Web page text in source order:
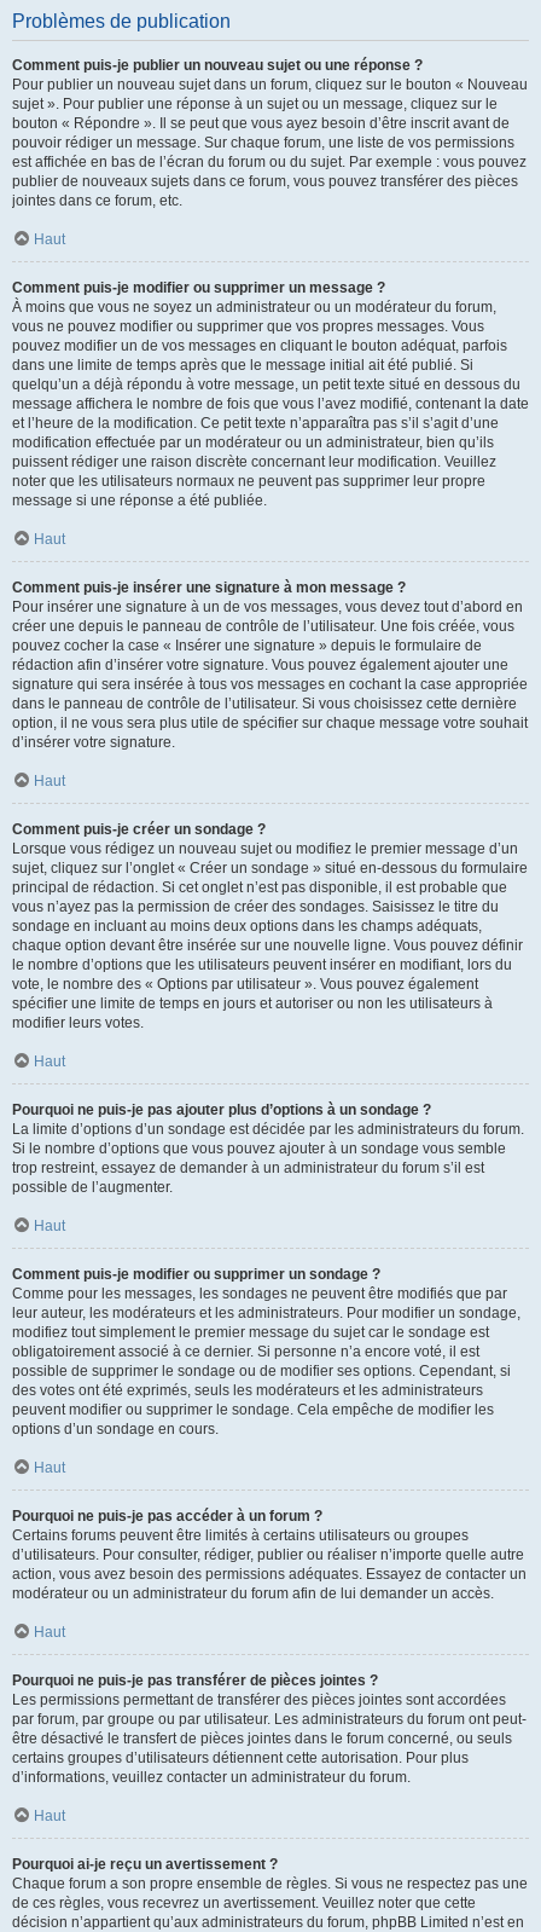
Problèmes de publication
Comment puis-je publier un nouveau sujet ou une réponse ?
Pour publier un nouveau sujet dans un forum, cliquez sur le bouton « Nouveau
sujet ». Pour publier une réponse à un sujet ou un message, cliquez sur le
bouton « Répondre ». Il se peut que vous ayez besoin d’être inscrit avant de
pouvoir rédiger un message. Sur chaque forum, une liste de vos permissions
est affichée en bas de l’écran du forum ou du sujet. Par exemple : vous pouvez
publier de nouveaux sujets dans ce forum, vous pouvez transférer des pièces
jointes dans ce forum, etc.
Haut
Comment puis-je modifier ou supprimer un message ?
À moins que vous ne soyez un administrateur ou un modérateur du forum,
vous ne pouvez modifier ou supprimer que vos propres messages. Vous
pouvez modifier un de vos messages en cliquant le bouton adéquat, parfois
dans une limite de temps après que le message initial ait été publié. Si
quelqu’un a déjà répondu à votre message, un petit texte situé en dessous du
message affichera le nombre de fois que vous l’avez modifié, contenant la date
et l’heure de la modification. Ce petit texte n’apparaîtra pas s’il s’agit d’une
modification effectuée par un modérateur ou un administrateur, bien qu’ils
puissent rédiger une raison discrète concernant leur modification. Veuillez
noter que les utilisateurs normaux ne peuvent pas supprimer leur propre
message si une réponse a été publiée.
Haut
Comment puis-je insérer une signature à mon message ?
Pour insérer une signature à un de vos messages, vous devez tout d’abord en
créer une depuis le panneau de contrôle de l’utilisateur. Une fois créée, vous
pouvez cocher la case « Insérer une signature » depuis le formulaire de
rédaction afin d’insérer votre signature. Vous pouvez également ajouter une
signature qui sera insérée à tous vos messages en cochant la case appropriée
dans le panneau de contrôle de l’utilisateur. Si vous choisissez cette dernière
option, il ne vous sera plus utile de spécifier sur chaque message votre souhait
d’insérer votre signature.
Haut
Comment puis-je créer un sondage ?
Lorsque vous rédigez un nouveau sujet ou modifiez le premier message d’un
sujet, cliquez sur l’onglet « Créer un sondage » situé en-dessous du formulaire
principal de rédaction. Si cet onglet n’est pas disponible, il est probable que
vous n’ayez pas la permission de créer des sondages. Saisissez le titre du
sondage en incluant au moins deux options dans les champs adéquats,
chaque option devant être insérée sur une nouvelle ligne. Vous pouvez définir
le nombre d’options que les utilisateurs peuvent insérer en modifiant, lors du
vote, le nombre des « Options par utilisateur ». Vous pouvez également
spécifier une limite de temps en jours et autoriser ou non les utilisateurs à
modifier leurs votes.
Haut
Pourquoi ne puis-je pas ajouter plus d’options à un sondage ?
La limite d’options d’un sondage est décidée par les administrateurs du forum.
Si le nombre d’options que vous pouvez ajouter à un sondage vous semble
trop restreint, essayez de demander à un administrateur du forum s’il est
possible de l’augmenter.
Haut
Comment puis-je modifier ou supprimer un sondage ?
Comme pour les messages, les sondages ne peuvent être modifiés que par
leur auteur, les modérateurs et les administrateurs. Pour modifier un sondage,
modifiez tout simplement le premier message du sujet car le sondage est
obligatoirement associé à ce dernier. Si personne n’a encore voté, il est
possible de supprimer le sondage ou de modifier ses options. Cependant, si
des votes ont été exprimés, seuls les modérateurs et les administrateurs
peuvent modifier ou supprimer le sondage. Cela empêche de modifier les
options d’un sondage en cours.
Haut
Pourquoi ne puis-je pas accéder à un forum ?
Certains forums peuvent être limités à certains utilisateurs ou groupes
d’utilisateurs. Pour consulter, rédiger, publier ou réaliser n’importe quelle autre
action, vous avez besoin des permissions adéquates. Essayez de contacter un
modérateur ou un administrateur du forum afin de lui demander un accès.
Haut
Pourquoi ne puis-je pas transférer de pièces jointes ?
Les permissions permettant de transférer des pièces jointes sont accordées
par forum, par groupe ou par utilisateur. Les administrateurs du forum ont peut-
être désactivé le transfert de pièces jointes dans le forum concerné, ou seuls
certains groupes d’utilisateurs détiennent cette autorisation. Pour plus
d’informations, veuillez contacter un administrateur du forum.
Haut
Pourquoi ai-je reçu un avertissement ?
Chaque forum a son propre ensemble de règles. Si vous ne respectez pas une
de ces règles, vous recevrez un avertissement. Veuillez noter que cette
décision n’appartient qu’aux administrateurs du forum, phpBB Limited n’est en